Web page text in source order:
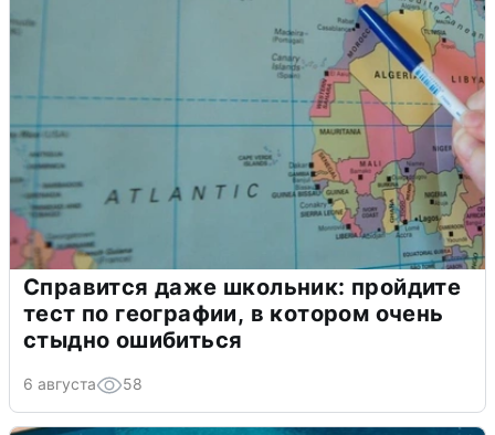
Справится даже школьник: пройдите
тест по географии, в котором очень
стыдно ошибиться
6 августа 58